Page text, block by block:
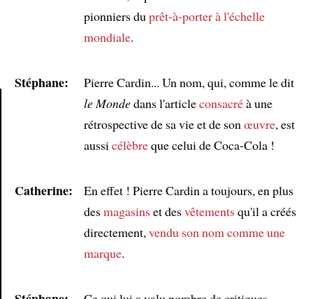
pionniers du prêt-à-porterà l'échelle
mondiale.
Stéphane:
Pierre Cardin... Un nom, qui, comme le dit
le Mondedans l'articleconsacréà une
rétrospective de sa vie et de son œuvre, est
aussi célèbreque celui de Coca-Cola !
Catherine:
En effet ! Pierre Cardin a toujours, en plus
desmagasinset desvêtementsqu'il a créés
directement, vendu son nom comme une
marque.